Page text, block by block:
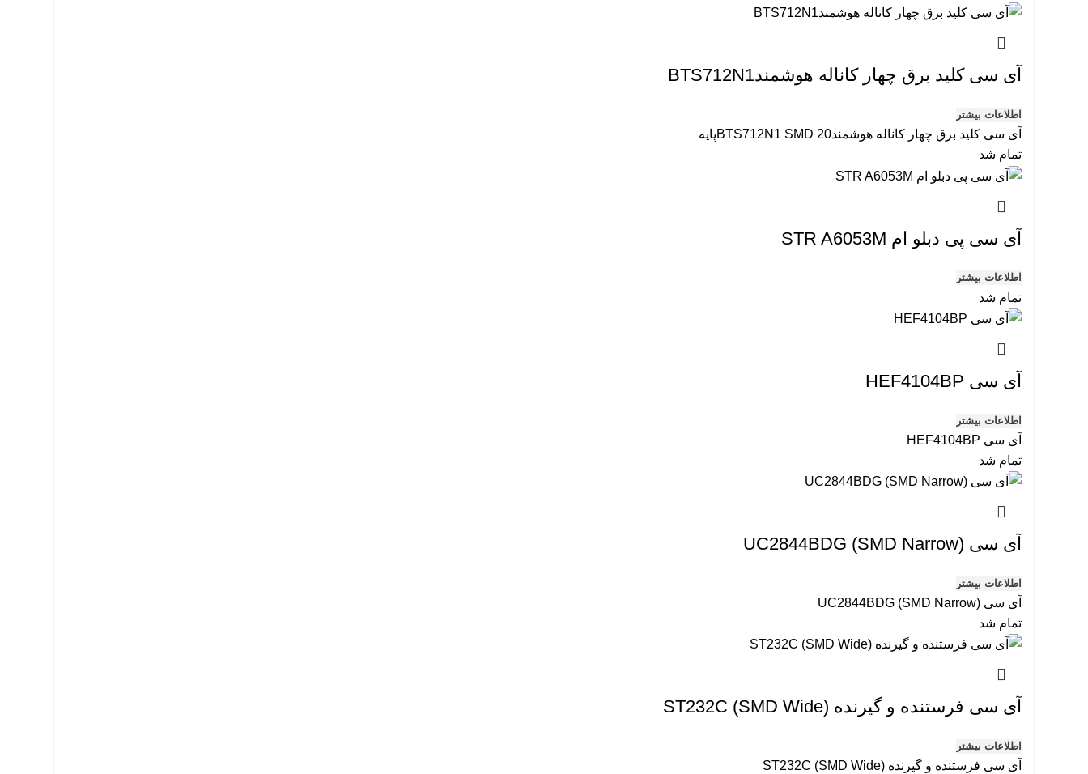
آی سی کلید برق چهار کاناله هوشمندBTS712N1
اطلاعات بیشتر
آی سی کلید برق چهار کاناله هوشمندBTS712N1 SMD 20پایه
تمام شد
آی سی پی دبلو ام STR A6053M
اطلاعات بیشتر
تمام شد
آی سی HEF4104BP
اطلاعات بیشتر
آی سی HEF4104BP
تمام شد
آی سی UC2844BDG (SMD Narrow)
اطلاعات بیشتر
آی سی UC2844BDG (SMD Narrow)
تمام شد
آی سی فرستنده و گیرنده ST232C (SMD Wide)
اطلاعات بیشتر
آی سی فرستنده و گیرنده ST232C (SMD Wide)